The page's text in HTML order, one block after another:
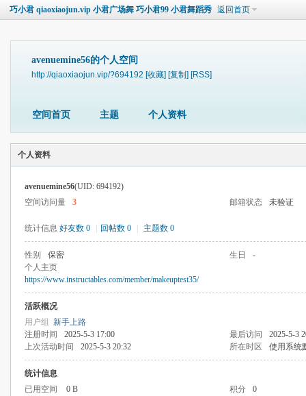
巧小君 qiaoxiaojun.vip 小君广场舞 巧小君99 小君舞蹈秀 返回首页
avenuemine56的个人空间
http://qiaoxiaojun.vip/?694192 [收藏] [复制] [RSS]
空间首页 主题 个人资料
个人资料
avenuemine56(UID: 694192)
空间访问量
3 邮箱状态 未验证
统计信息 好友数 0 回帖数 0 主题数 0
性别 保密 生日
-
个人主页
https://www.instructables.com/member/makeuptest35/
活跃概况
用户组 新手上路
注册时间
2025-5-3 17:00 最后访问
2025-5-3
上次活动时间
2025-5-3 20:32 所在时区 使用系统
统计信息
已用空间
0 B 积分
0